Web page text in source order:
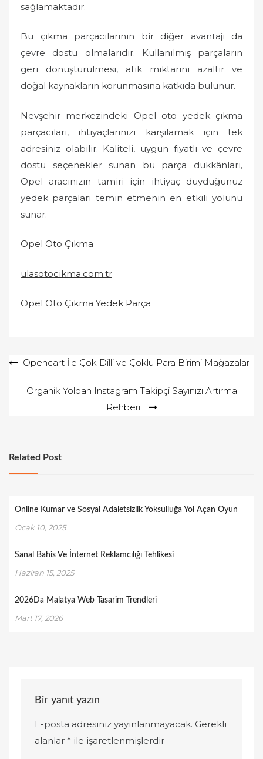
sağlamaktadır.
Bu çıkma parçacılarının bir diğer avantajı da
çevre dostu olmalarıdır. Kullanılmış parçaların
geri dönüştürülmesi, atık miktarını azaltır ve
doğal kaynakların korunmasına katkıda bulunur.
Nevşehir merkezindeki Opel oto yedek çıkma
parçacıları, ihtiyaçlarınızı karşılamak için tek
adresiniz olabilir. Kaliteli, uygun fiyatlı ve çevre
dostu seçenekler sunan bu parça dükkânları,
Opel aracınızın tamiri için ihtiyaç duyduğunuz
yedek parçaları temin etmenin en etkili yolunu
sunar.
Opel Oto Çıkma
ulasotocikma.com.tr
Opel Oto Çıkma Yedek Parça
YazıOpencart İle Çok Dilli ve Çoklu Para Birimi Mağazalar
Organik Yoldan Instagram Takipçi Sayınızı Artırma
Rehberi
Related Post
Online Kumar ve Sosyal Adaletsizlik Yoksulluğa Yol Açan Oyun
Ocak 10, 2025
Sanal Bahis Ve İnternet Reklamcılığı Tehlikesi
Haziran 15, 2025
2026Da Malatya Web Tasarim Trendleri
Mart 17, 2026
Bir yanıt yazın
E-posta adresiniz yayınlanmayacak. Gerekli
alanlar* ile işaretlenmişlerdir